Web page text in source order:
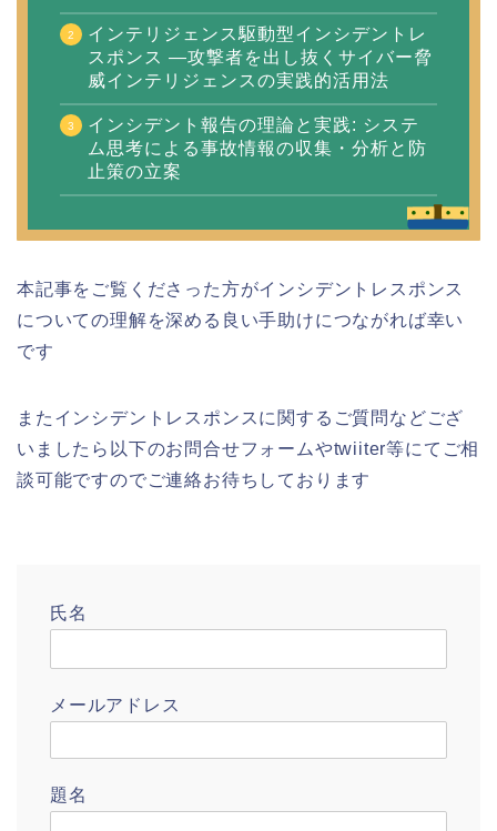
インテリジェンス駆動型インシデントレ
スポンス ―攻撃者を出し抜くサイバー脅
威インテリジェンスの実践的活用法
インシデント報告の理論と実践: システ
ム思考による事故情報の収集・分析と防
止策の立案
本記事をご覧くださった方がインシデントレスポンス
についての理解を深める良い手助けにつながれば幸い
です
またインシデントレスポンスに関するご質問などござ
いましたら以下のお問合せフォームやtwiiter等にてご相
談可能ですのでご連絡お待ちしております
氏名
メールアドレス
題名